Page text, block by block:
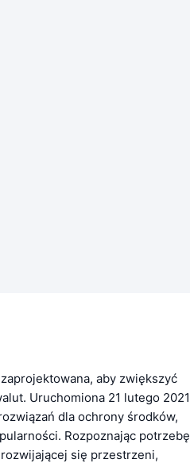
aby zwiększyć
Uruchomiona 21 lutego 2021
dla ochrony środków,
Rozpoznając potrzebę
się przestrzeni,